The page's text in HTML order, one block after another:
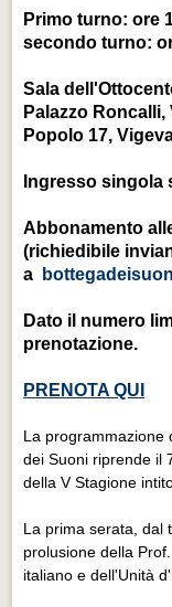
Primo turno: ore
secondo turno:
Sala
Palazzo Roncalli,
Popolo 17,
Ingresso singola
Abbonamento
(richiedibile
a
Dato il numero
prenotazione.
PRENOTA QUI
La programmazione
dei Suoni riprende il
della V Stagione
La prima serata, dal
prolusione della
italiano e dell'Unità